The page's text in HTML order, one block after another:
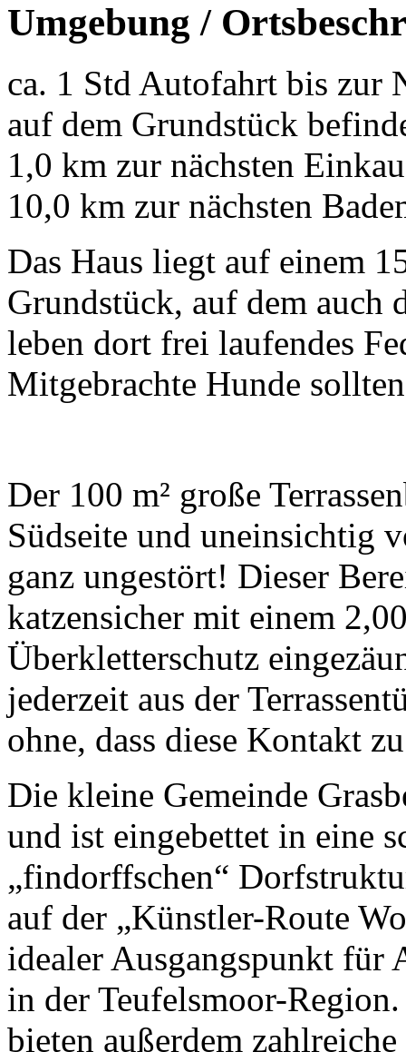
Umgebung /
ca. 1 Std Autofahrt bis zur
auf dem Grundstück
1,0 km zur nächsten
10,0 km zur nächsten
Das Haus liegt auf einem
Grundstück, auf dem auch
leben dort frei laufendes
Mitgebrachte Hunde
Der 100 m² große
Südseite und uneinsichtig
ganz ungestört! Dieser
katzensicher mit einem
Überkletterschutz
jederzeit aus der
ohne, dass diese Kontakt
Die kleine Gemeinde
und ist eingebettet in eine
„findorffschen“
auf der „Künstler-Route
idealer Ausgangspunkt für
in der Teufelsmoor-
bieten außerdem